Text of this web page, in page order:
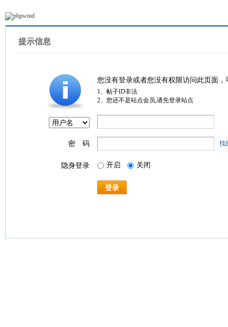
提示信息
您没有登录或者您没有权限访问此页面
1、帖子ID非法
2、您还不是站点会员,请先登录站点
密 码 找
隐身登录 开启 关闭
登录